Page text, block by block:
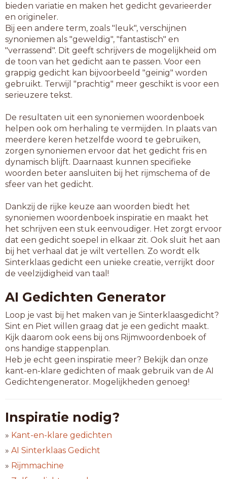
bieden variatie en maken het gedicht gevarieerder
en origineler.
Bij een andere term, zoals "leuk", verschijnen
synoniemen als "geweldig", "fantastisch" en
"verrassend". Dit geeft schrijvers de mogelijkheid om
de toon van het gedicht aan te passen. Voor een
grappig gedicht kan bijvoorbeeld "geinig" worden
gebruikt. Terwijl "prachtig" meer geschikt is voor een
serieuzere tekst.
De resultaten uit een synoniemen woordenboek
helpen ook om herhaling te vermijden. In plaats van
meerdere keren hetzelfde woord te gebruiken,
zorgen synoniemen ervoor dat het gedicht fris en
dynamisch blijft. Daarnaast kunnen specifieke
woorden beter aansluiten bij het rijmschema of de
sfeer van het gedicht.
Dankzij de rijke keuze aan woorden biedt het
synoniemen woordenboek inspiratie en maakt het
het schrijven een stuk eenvoudiger. Het zorgt ervoor
dat een gedicht soepel in elkaar zit. Ook sluit het aan
bij het verhaal dat je wilt vertellen. Zo wordt elk
Sinterklaas gedicht een unieke creatie, verrijkt door
de veelzijdigheid van taal!
AI Gedichten Generator
Loop je vast bij het maken van je Sinterklaasgedicht?
Sint en Piet willen graag dat je een gedicht maakt.
Kijk daarom ook eens bij ons Rijmwoordenboek of
ons handige stappenplan.
Heb je echt geen inspiratie meer? Bekijk dan onze
kant-en-klare gedichten of maak gebruik van de AI
Gedichtengenerator. Mogelijkheden genoeg!
Inspiratie nodig?
» Kant-en-klare gedichten
» AI Sinterklaas Gedicht
» Rijmmachine